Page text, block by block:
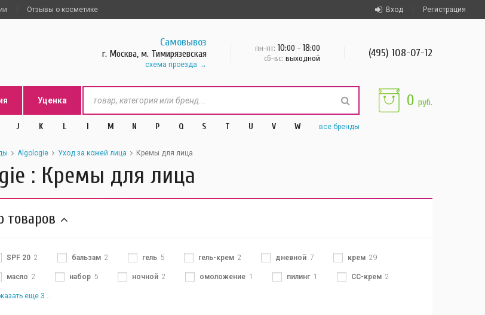
Вход Регистрация
Отзывы о косметике
Самовывоз
г. Москва, м. Тимирязевская
схема проезда
пн-пт: 10:00 - 18:00
сб-вс: выходной (495) 108-07-12
Уценка
J K L l M N P Q S T U V W все бренды
0 руб.
Algologie Уход за кожей лица Кремы для лица
: Кремы для лица
товаров
SPF 20 2 бальзам 2 гель 5 гель-крем 2 дневной 7 крем 29
масло 2 набор 5 ночной 2 омоложение 1 пилинг 1 СС-крем 2
еще 3...